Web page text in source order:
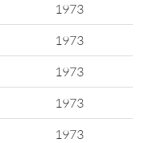
1973
1973
1973
1973
1973